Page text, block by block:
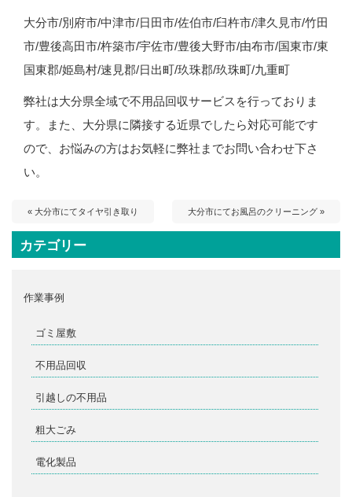
大分市/別府市/中津市/日田市/佐伯市/臼杵市/津久見市/竹田
市/豊後高田市/杵築市/宇佐市/豊後大野市/由布市/国東市/東
国東郡/姫島村/速見郡/日出町/玖珠郡/玖珠町/九重町
弊社は大分県全域で不用品回収サービスを行っておりま
す。また、大分県に隣接する近県でしたら対応可能です
ので、お悩みの方はお気軽に弊社までお問い合わせ下さ
い。
« 大分市にてタイヤ引き取り 大分市にてお風呂のクリーニング »
カテゴリー
作業事例
ゴミ屋敷
不用品回収
引越しの不用品
粗大ごみ
電化製品